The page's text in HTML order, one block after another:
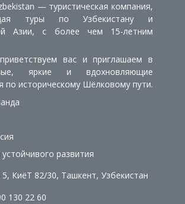
— туристическая компания,
туры по Узбекистану и
Азии, с более чем 15-летним
вас и приглашаем в
яркие и вдохновляющие
по историческому Шёлковому пути.
развития
КиёТ 82/30, Ташкент, Узбекистан
130 22 60